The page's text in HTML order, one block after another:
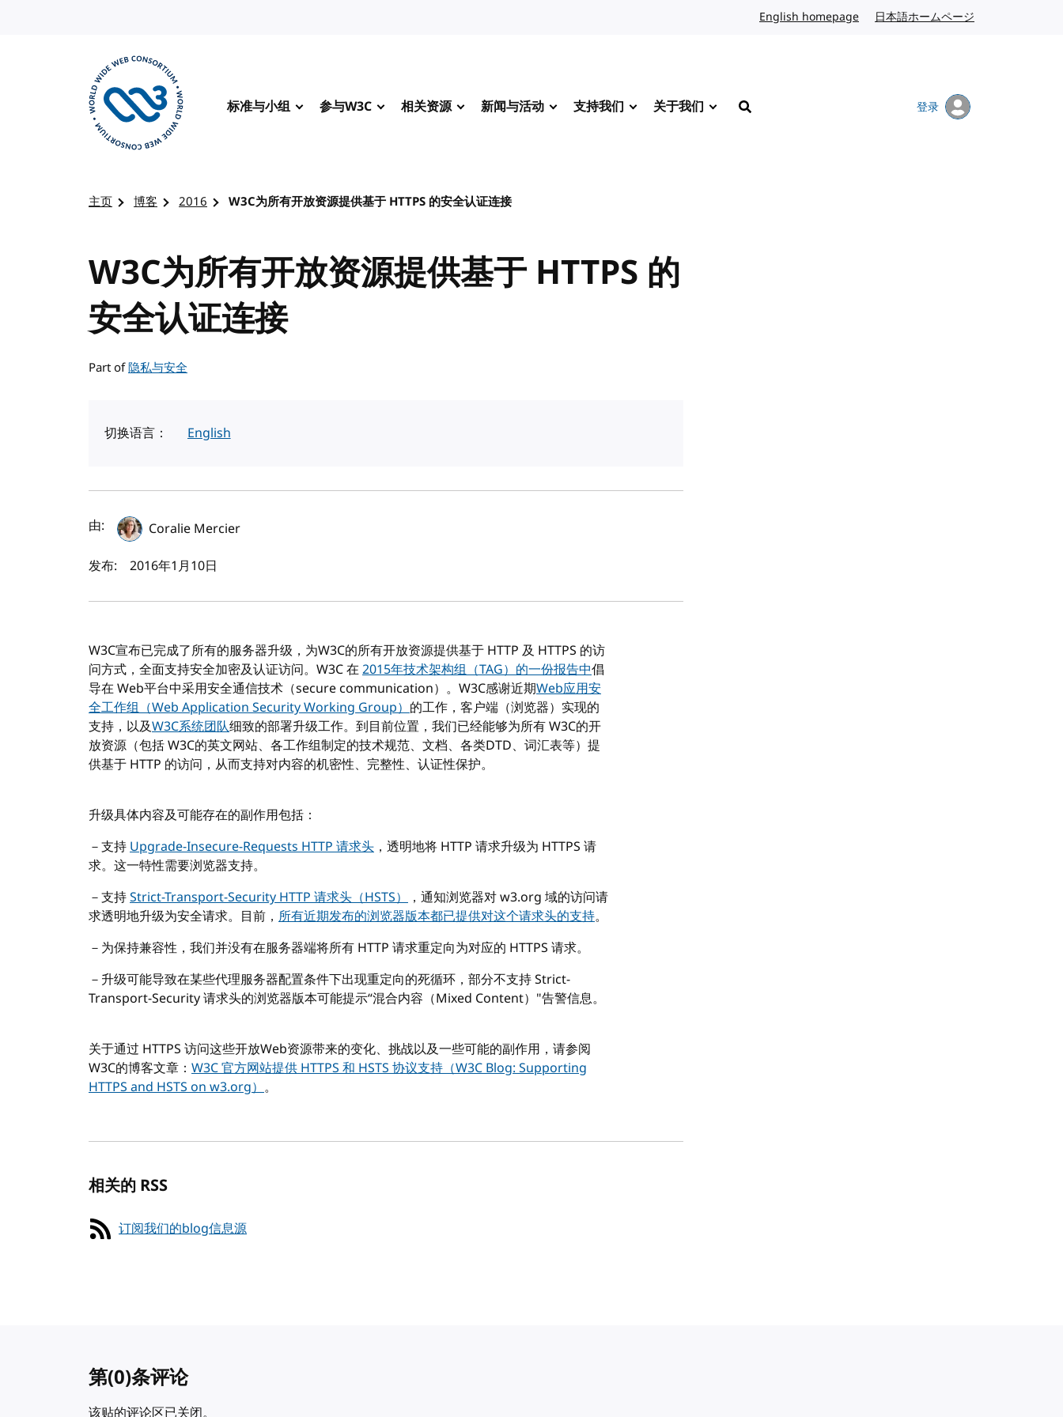
English homepage 英文日本語ホームページ
标准与小组 参与W3C 相关资源 新闻与活动 支持我们 关于我们
搜索
登录
主页 博客 2016 W3C为所有开放资源提供基于 HTTPS 的安全认证连接
W3C为所有开放资源提供基于 HTTPS 的
安全认证连接
Part of隐私与安全
切换语言： English
作者及发布日期
由:
Coralie Mercier
发布:
2016年1月10日
W3C宣布已完成了所有的服务器升级，为W3C的所有开放资源提供基于 HTTP 及 HTTPS 的访
问方式，全面支持安全加密及认证访问。W3C 在2015年技术架构组（TAG）的一份报告中倡
导在 Web平台中采用安全通信技术（secure communication）。W3C感谢近期Web应用安
全工作组（Web Application Security Working Group）的工作，客户端（浏览器）实现的
支持，以及W3C系统团队细致的部署升级工作。到目前位置，我们已经能够为所有 W3C的开
放资源（包括 W3C的英文网站、各工作组制定的技术规范、文档、各类DTD、词汇表等）提
供基于 HTTP 的访问，从而支持对内容的机密性、完整性、认证性保护。
升级具体内容及可能存在的副作用包括：
－支持Upgrade-Insecure-Requests HTTP 请求头 ，透明地将 HTTP 请求升级为 HTTPS 请
求。这一特性需要浏览器支持。
－支持Strict-Transport-Security HTTP 请求头（HSTS） ，通知浏览器对 w3.org 域的访问请
求透明地升级为安全请求。目前， 所有近期发布的浏览器版本都已提供对这个请求头的支持。
－为保持兼容性，我们并没有在服务器端将所有 HTTP 请求重定向为对应的 HTTPS 请求。
－升级可能导致在某些代理服务器配置条件下出现重定向的死循环，部分不支持 Strict-
Transport-Security 请求头的浏览器版本可能提示“混合内容（Mixed Content）"告警信息。
关于通过 HTTPS 访问这些开放Web资源带来的变化、挑战以及一些可能的副作用，请参阅
W3C的博客文章： W3C 官方网站提供 HTTPS 和 HSTS 协议支持（W3C Blog: Supporting
HTTPS and HSTS on w3.org）。
相关的 RSS
订阅我们的blog信息源
第(0)条评论
该贴的评论区已关闭。